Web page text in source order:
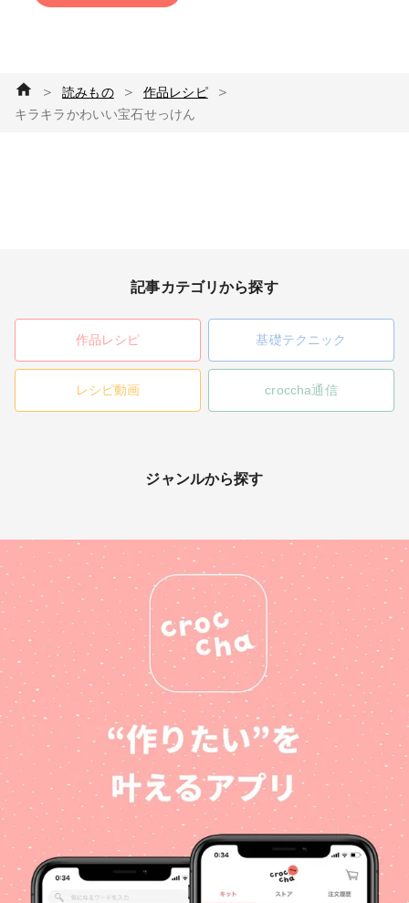
＞ 読みもの ＞ 作品レシピ ＞
キラキラかわいい宝石せっけん
記事カテゴリから探す
作品レシピ 基礎テクニック
レシピ動画 croccha通信
ジャンルから探す